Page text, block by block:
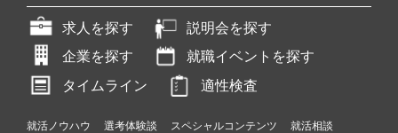
求人を探す
説明会を探す
企業を探す
就職イベントを探す
タイムライン
適性検査
就活ノウハウ 選考体験談 スペシャルコンテンツ
就活相談